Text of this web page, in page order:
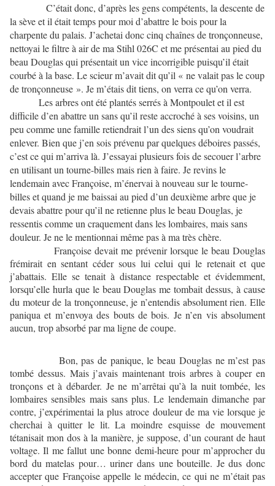
C’était donc, d’après les gens compétents, la descente de
la sève et il était temps pour moi d’abattre le bois pour la
charpente du palais. J’achetai donc cinq chaînes de tronçonneuse,
nettoyai le filtre à air de ma Stihl 026C et me présentai au pied du
beau Douglas qui présentait un vice incorrigible puisqu’il était
courbé à la base. Le scieur m’avait dit qu’il « ne valait pas le coup
de tronçonneuse ». Je m’étais dit tiens, on verra ce qu’on verra.
Les arbres ont été plantés serrés à Montpoulet et il est
difficile d’en abattre un sans qu’il reste accroché à ses voisins, un
peu comme une famille retiendrait l’un des siens qu’on voudrait
enlever. Bien que j’en sois prévenu par quelques déboires passés,
c’est ce qui m’arriva là. J’essayai plusieurs fois de secouer l’arbre
en utilisant un tourne-billes mais rien à faire. Je revins le
lendemain avec Françoise, m’énervai à nouveau sur le tourne-
billes et quand je me baissai au pied d’un deuxième arbre que je
devais abattre pour qu’il ne retienne plus le beau Douglas, je
ressentis comme un craquement dans les lombaires, mais sans
douleur. Je ne le mentionnai même pas à ma très chère.
Françoise devait me prévenir lorsque le beau Douglas
frémirait en sentant céder sous lui celui qui le retenait et que
j’abattais. Elle se tenait à distance respectable et évidemment,
lorsqu’elle hurla que le beau Douglas me tombait dessus, à cause
du moteur de la tronçonneuse, je n’entendis absolument rien. Elle
paniqua et m’envoya des bouts de bois. Je n’en vis absolument
aucun, trop absorbé par ma ligne de coupe.
Bon, pas de panique, le beau Douglas ne m’est pas
tombé dessus. Mais j’avais maintenant trois arbres à couper en
tronçons et à débarder. Je ne m’arrêtai qu’à la nuit tombée, les
lombaires sensibles mais sans plus. Le lendemain dimanche par
contre, j’expérimentai la plus atroce douleur de ma vie lorsque je
cherchai à quitter le lit. La moindre esquisse de mouvement
tétanisait mon dos à la manière, je suppose, d’un courant de haut
voltage. Il me fallut une bonne demi-heure pour m’approcher du
bord du matelas pour… uriner dans une bouteille. Je dus donc
accepter que Françoise appelle le médecin, ce qui ne m’était pas